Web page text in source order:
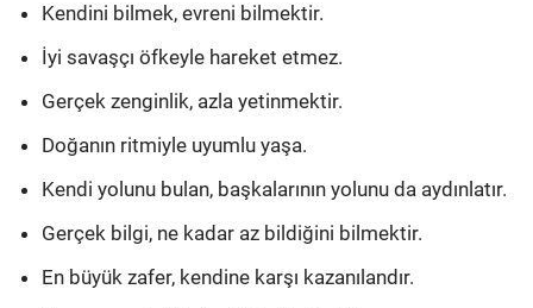
Kendini bilmek, evreni bilmektir.
İyi savaşçı öfkeyle hareket etmez.
Gerçek zenginlik, azla yetinmektir.
Doğanın ritmiyle uyumlu yaşa.
Kendi yolunu bulan, başkalarının yolunu da aydınlatır.
Gerçek bilgi, ne kadar az bildiğini bilmektir.
En büyük zafer, kendine karşı kazanılandır.